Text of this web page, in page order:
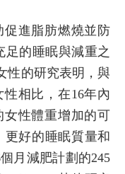
進脂肪燃燒並防
的睡眠與減重之
性的研究表明，與
相比，在16年內
性體重增加的可
好的睡眠質量和
月減肥計劃的245